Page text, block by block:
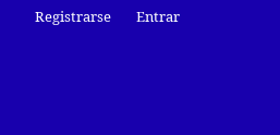
Registrarse Entrar